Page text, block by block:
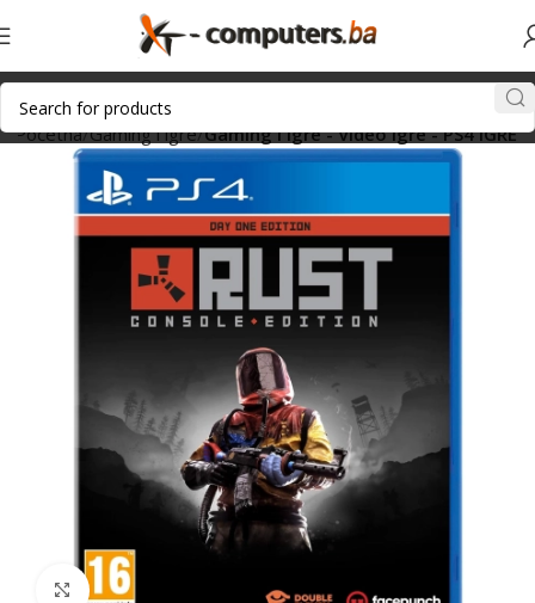
Početna Gaming i igre Gaming i igre - Video igre - PS4 IGRE
Click to enlarge